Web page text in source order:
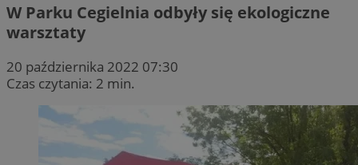
W Parku Cegielnia odbyły się ekologiczne
warsztaty
20 października 2022 07:30
Czas czytania: 2 min.